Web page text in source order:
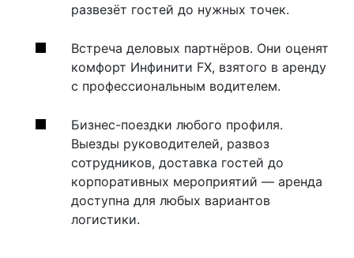
развезёт гостей до нужных точек.
Встреча деловых партнёров. Они оценят
комфорт Инфинити FX, взятого в аренду
с профессиональным водителем.
Бизнес-поездки любого профиля.
Выезды руководителей, развоз
сотрудников, доставка гостей до
корпоративных мероприятий — аренда
доступна для любых вариантов
логистики.